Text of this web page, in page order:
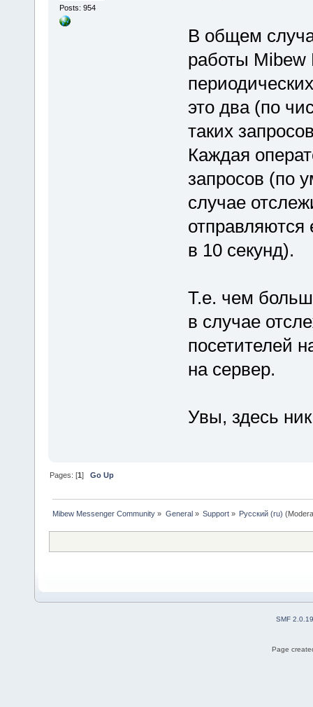
Posts: 954
В общем
работы Mibew
это два (по
таких
Каждая
запросов (по
случае
в 10 секунд).
Т.е. чем
в случае
посетителей
на сервер.
Увы, здесь
Pages: [1]Go Up
Mibew Messenger Community » General» Support» Русский (ru)
SMF 2.0.19
Page